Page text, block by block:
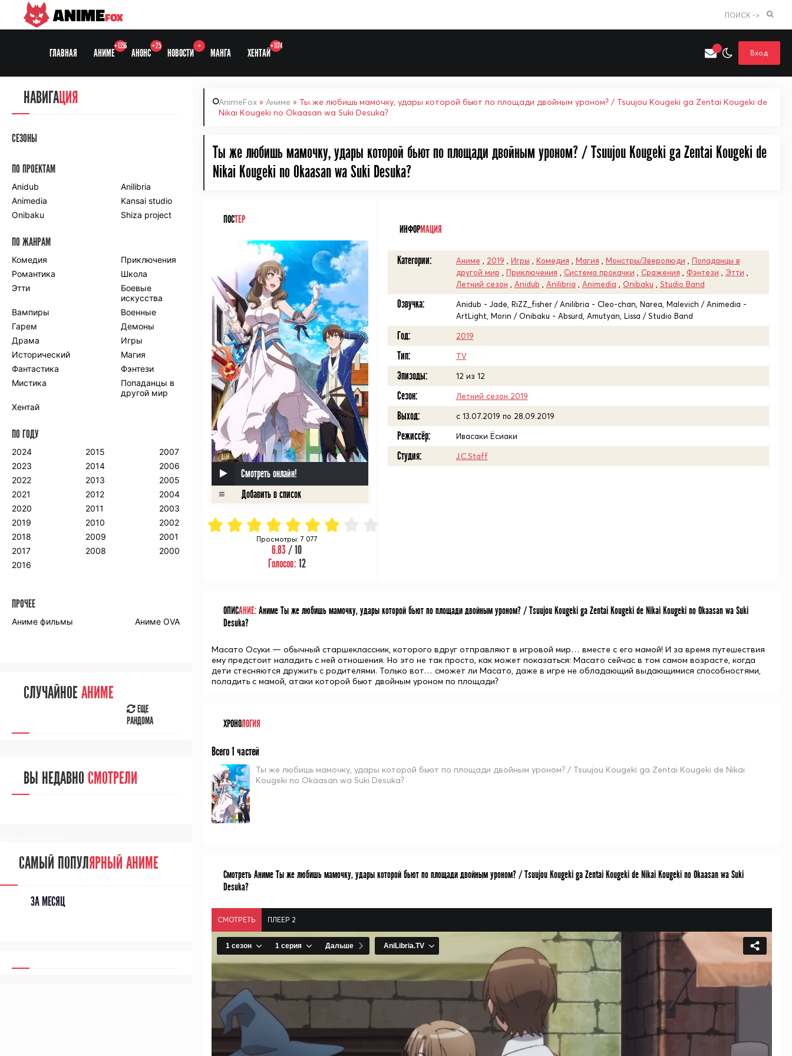
Искать только в категории
ANIMEFOX ПОИСК ->
ГЛАВНАЯ АНИМЕ
+1356
АНОНС
+25
НОВОСТИ
+
МАНГА ХЕНТАЙ
+1174
Вход
AnimeFox » Аниме » Ты же любишь мамочку, удары которой бьют по площади двойным уроном? / Tsuujou Kougeki ga Zentai Kougeki de
Nikai Kougeki no Okaasan wa Suki Desuka?
Ты же любишь мамочку, удары которой бьют по площади двойным уроном? / Tsuujou Kougeki ga Zentai Kougeki de
Nikai Kougeki no Okaasan wa Suki Desuka?
ПОСТЕР
Смотреть онлайн!
Просмотры: 7 077
6.83/ 10
Голосов: 12
ИНФОРМАЦИЯ
Категории: Аниме 2019 Игры Комедия Магия Монстры/Зверолюди
Попаданцы в
другой мир
Приключения Система прокачки Сражения Фэнтези Этти
Летний сезон
Anidub Anilibria Animedia Onibaku Studio Band
Озвучка:
Anidub - Jade, RiZZ_fisher / Anilibria - Cleo-chan, Narea, Malevich / Animedia -
ArtLight, Morin / Onibaku - Absurd, Amutyan, Lissa / Studio Band
Год: 2019
Тип: TV
Эпизоды: 12 из 12
Сезон: Летний сезон 2019
Выход: c 13.07.2019 по 28.09.2019
Режиссёр: Ивасаки Ёсиаки
Студия: J.C.Staff
ОПИСАНИЕ:Аниме Ты же любишь мамочку, удары которой бьют по площади двойным уроном? / Tsuujou Kougeki ga Zentai Kougeki de Nikai Kougeki no Okaasan wa Suki
Desuka?
Масато Осуки — обычный старшеклассник, которого вдруг отправляют в игровой мир… вместе с его мамой! И за время путешествия
ему предстоит наладить с ней отношения. Но это не так просто, как может показаться: Масато сейчас в том самом возрасте, когда
дети стесняются дружить с родителями. Только вот… сможет ли Масато, даже в игре не обладающий выдающимися способностями,
поладить с мамой, атаки которой бьют двойным уроном по площади?
ХРОНОЛОГИЯ
Всего 1 частей
Ты же любишь мамочку, удары которой бьют по площади двойным уроном? / Tsuujou Kougeki ga Zentai Kougeki de Nikai
Kougeki no Okaasan wa Suki Desuka?
Смотреть Аниме Ты же любишь мамочку, удары которой бьют по площади двойным уроном? / Tsuujou Kougeki ga Zentai Kougeki de Nikai Kougeki no Okaasan wa Suki
Desuka?
СМОТРЕТЬ ПЛЕЕР 2
НАВИГАЦИЯ
СЕЗОНЫ
ПО ПРОЕКТАМ
Anidub
Anilibria
Animedia
Kansai studio
Onibaku
Shiza project
ПО ЖАНРАМ
Комедия
Приключения
Романтика
Школа
Этти
Боевые
искусства
Вампиры
Военные
Гарем
Демоны
Драма
Игры
Исторический
Магия
Фантастика
Фэнтези
Мистика
Попаданцы в
другой мир
Хентай
ПО ГОДУ
2024
2023
2022
2021
2020
2019
2018
2017
2016
2015
2014
2013
2012
2011
2010
2009
2008
2007
2006
2005
2004
2003
2002
2001
2000
ПРОЧЕЕ
Аниме фильмы Аниме OVA
СЛУЧАЙНОЕ АНИМЕ
ЕЩЕ
РАНДОМА
ВЫ НЕДАВНО СМОТРЕЛИ
САМЫЙ ПОПУЛЯРНЫЙ АНИМЕ
ЗА МЕСЯЦ